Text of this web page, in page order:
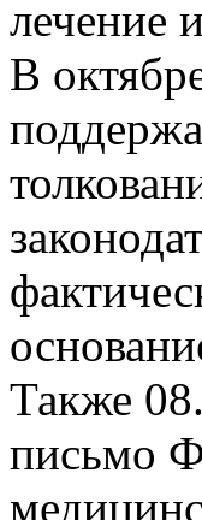
лечение
В
Также
письмо